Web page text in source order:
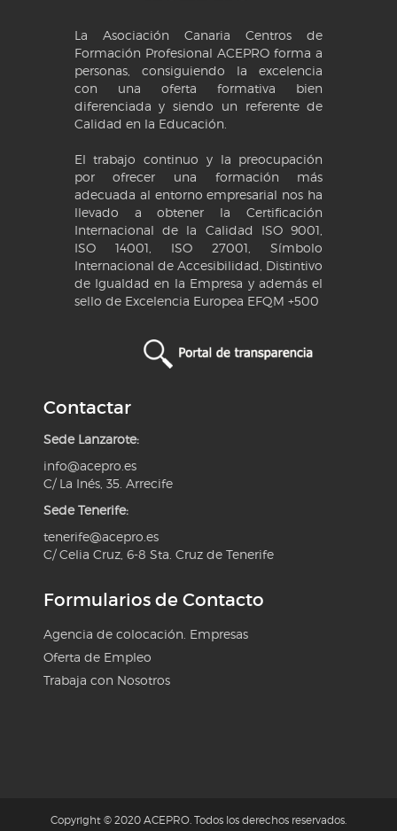
La Asociación Canaria Centros de
Formación Profesional ACEPRO forma a
personas, consiguiendo la excelencia
con una oferta formativa bien
diferenciada y siendo un referente de
Calidad en la Educación.
El trabajo continuo y la preocupación
por ofrecer una formación más
adecuada al entorno empresarial nos ha
llevado a obtener la Certificación
Internacional de la Calidad ISO 9001,
ISO 14001, ISO 27001, Símbolo
Internacional de Accesibilidad, Distintivo
de Igualdad en la Empresa y además el
sello de Excelencia Europea EFQM +500
Contactar
Sede Lanzarote:
info@acepro.es
C/ La Inés, 35. Arrecife
Sede Tenerife:
tenerife@acepro.es
C/ Celia Cruz, 6-8 Sta. Cruz de Tenerife
Formularios de Contacto
Agencia de colocación. Empresas
Oferta de Empleo
Trabaja con Nosotros
Copyright © 2020 ACEPRO. Todos los derechos reservados.